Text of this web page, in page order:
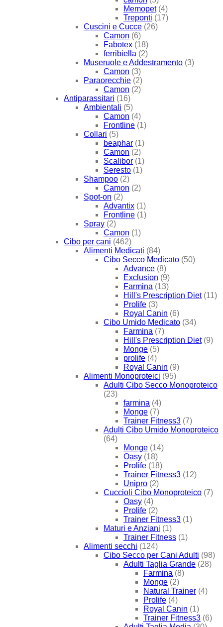
Memopet (4)
Treponti (17)
Cuscini e Cucce (26)
Camon (6)
Fabotex (18)
ferribiella (2)
Museruole e Addestramento (3)
Camon (3)
Paraorecchie (2)
Camon (2)
Antiparassitari (16)
Ambientali (5)
Camon (4)
Frontline (1)
Collari (5)
beaphar (1)
Camon (2)
Scalibor (1)
Seresto (1)
Shampoo (2)
Camon (2)
Spot-on (2)
Advantix (1)
Frontline (1)
Spray (2)
Camon (1)
Cibo per cani (462)
Alimenti Medicati (84)
Cibo Secco Medicato (50)
Advance (8)
Exclusion (9)
Farmina (13)
Hill's Prescription Diet (11)
Prolife (3)
Royal Canin (6)
Cibo Umido Medicato (34)
Farmina (7)
Hill's Prescription Diet (9)
Monge (5)
prolife (4)
Royal Canin (9)
Alimenti Monoproteici (95)
Adulti Cibo Secco Monoproteico
(23)
farmina (4)
Monge (7)
Trainer Fitness3 (7)
Adulti Cibo Umido Monoproteico
(64)
Monge (14)
Oasy (18)
Prolife (18)
Trainer Fitness3 (12)
Unipro (2)
Cuccioli Cibo Monoproteico (7)
Oasy (4)
Prolife (2)
Trainer Fitness3 (1)
Maturi e Anziani (1)
Trainer Fitness (1)
Alimenti secchi (124)
Cibo Secco per Cani Adulti (98)
Adulti Taglia Grande (28)
Farmina (8)
Monge (2)
Natural Trainer (4)
Prolife (4)
Royal Canin (1)
Trainer Fitness3 (6)